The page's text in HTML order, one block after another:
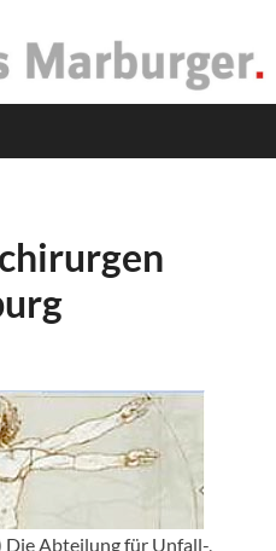
Abteilung für Unfall-,